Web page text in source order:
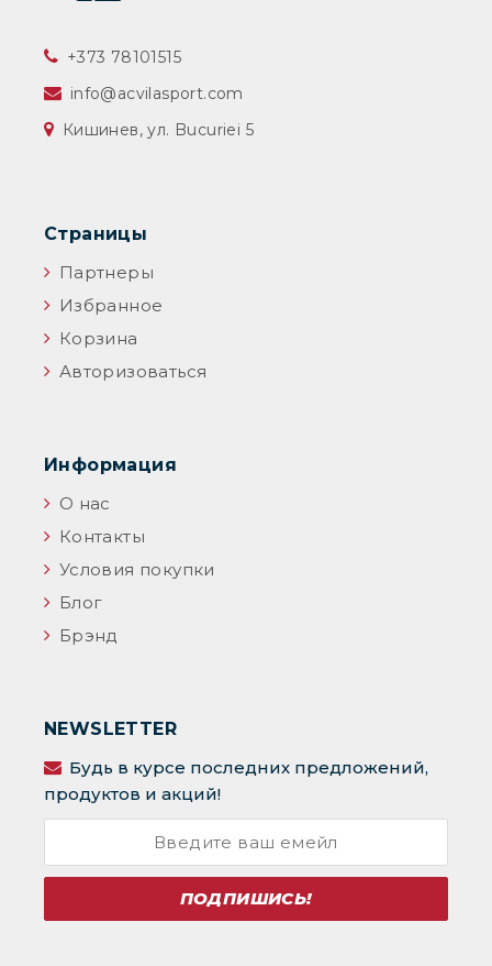
‎+373 78101515
info@acvilasport.com
Кишинев, ул. Bucuriei 5
Страницы
Партнеры
Избранное
Корзина
Авторизоваться
Информация
О нас
Контакты
Условия покупки
Блог
Брэнд
NEWSLETTER
Будь в курсе последних предложений,
продуктов и акций!
ПОДПИШИСЬ!